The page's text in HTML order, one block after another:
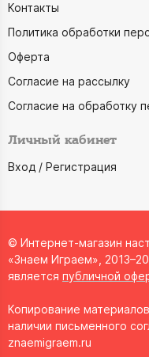
Контакты
Политика обработки
Оферта
Согласие на рассылку
Согласие на обработку
Личный кабинет
Вход / Регистрация
© Интернет-магазин
«Знаем Играем»,
является публичной
Копирование
наличии письменного
znaemigraem.ru